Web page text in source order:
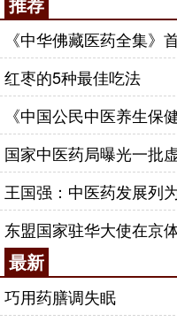
《中华佛藏医药全集》
红枣的5种最佳吃法
《中国公民中医养生保
国家中医药局曝光一批
王国强：中医药发展列
东盟国家驻华大使在京
最新
巧用药膳调失眠